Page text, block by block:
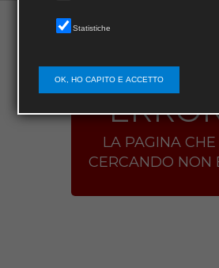
LA PAGINA CHE
CERCANDO NON
Statistiche
OK, HO CAPITO E ACCETTO